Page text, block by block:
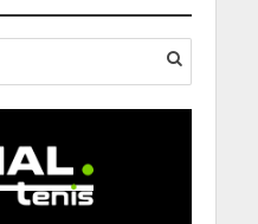
deCANAL TENIS
tratamiento de sus
, en